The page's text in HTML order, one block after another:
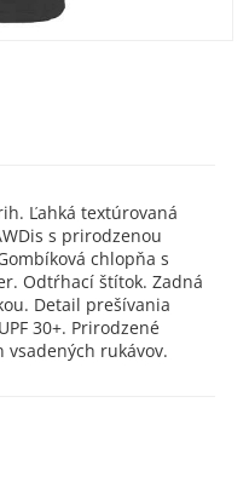
Ľahká textúrovaná
s prirodzenou
chlopňa s
Odtŕhací štítok. Zadná
Detail prešívania
30+. Prirodzené
rukávov.